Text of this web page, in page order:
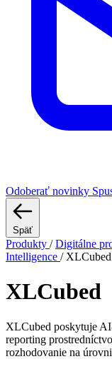
Odoberať novinky
Späť
Produkty / Digitálne
Intelligence / XLCubed
XLCubed
XLCubed poskytuje
reporting
rozhodovanie na